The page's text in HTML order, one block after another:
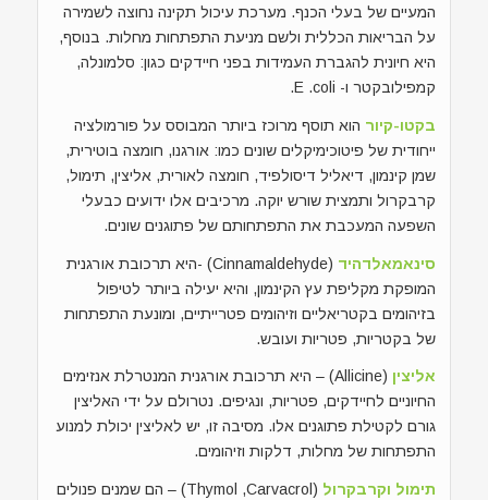
המעיים של בעלי הכנף. מערכת עיכול תקינה נחוצה לשמירה
על הבריאות הכללית ולשם מניעת התפתחות מחלות. בנוסף,
היא חיונית להגברת העמידות בפני חיידקים כגון: סלמונלה,
קמפילובקטר ו- E .coli.
בקטו-קיור הוא תוסף מרוכז ביותר המבוסס על פורמולציה
ייחודית של פיטוכימיקלים שונים כמו: אורגנו, חומצה בוטירית,
שמן קינמון, דיאליל דיסולפיד, חומצה לאורית, אליצין, תימול,
קרבקרול ותמצית שורש יוקה. מרכיבים אלו ידועים כבעלי
השפעה המעכבת את התפתחותם של פתוגנים שונים.
סינאמאלדהיד
(Cinnamaldehyde) -היא תרכובת אורגנית
המופקת מקליפת עץ הקינמון, והיא יעילה ביותר לטיפול
בזיהומים בקטריאליים וזיהומים פטרייתיים, ומונעת התפתחות
של בקטריות, פטריות ועובש.
אליצין
(Allicine) – היא תרכובת אורגנית המנטרלת אנזימים
החיוניים לחיידקים, פטריות, ונגיפים. נטרולם על ידי האליצין
גורם לקטילת פתוגנים אלו. מסיבה זו, יש לאליצין יכולת למנוע
התפתחות של מחלות, דלקות וזיהומים.
תימול וקרבקרול
(Thymol ,Carvacrol) – הם שמנים פנולים